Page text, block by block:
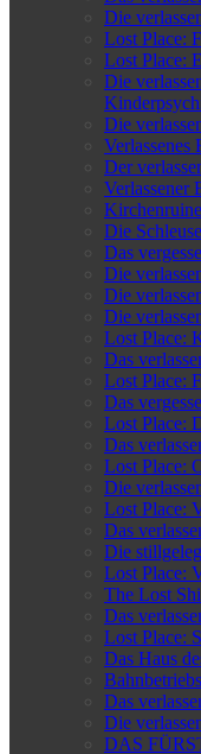
Die
Lost Place:
Lost Place:
Die
Die
Verlassenes
Der
Verlassener
Die
Das
Die
Die
Die
Lost Place:
Das
Lost Place:
Das
Lost Place:
Das
Lost Place:
Die
Lost Place:
Das
Die
Lost Place:
The Lost
Das
Lost Place:
Das Haus
Das
Die
DAS